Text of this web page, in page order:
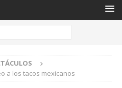
a los tacos mexicanos